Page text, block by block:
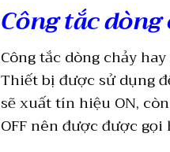
Công tắc
Công tắc dòng chảy
Thiết bị được sử dụng
sẽ xuất tín hiệu ON,
OFF nên được được